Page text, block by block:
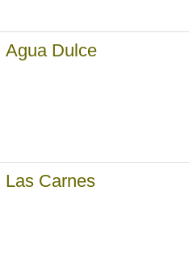
Agua Dulce
Las Carnes